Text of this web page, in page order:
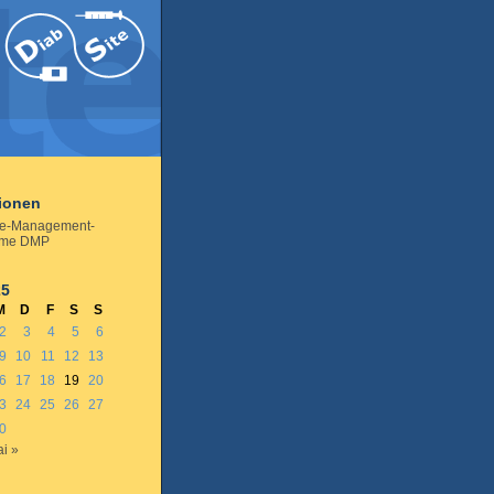
Management-
DMP
D F S
S
2 3 4 5
6
9 10 11 12
13
17 18 19 20
24 25 26
27
»